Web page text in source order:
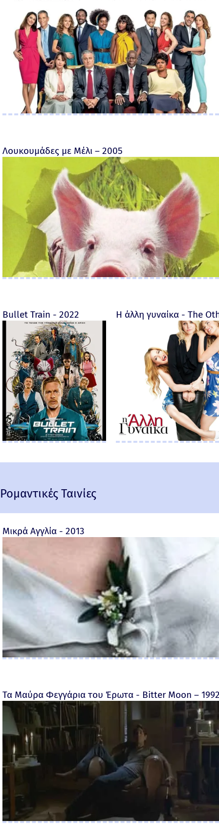
Λουκουμάδες με Μέλι – 2005
Bullet Train - 2022 Η άλλη γυναίκα - The
Ρομαντικές Ταινίες
Μικρά Αγγλία - 2013
Τα Μαύρα Φεγγάρια του Έρωτα - Bitter Moon –